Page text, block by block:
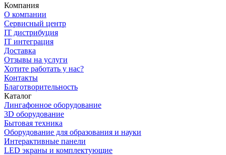
Компания
О компании
Сервисный центр
IT дистрибуция
IT интеграция
Доставка
Отзывы на услуги
Хотите работать у нас?
Контакты
Благотворительность
Каталог
Лингафонное оборудование
3D оборудование
Бытовая техника
Оборудование для образования и науки
Интерактивные панели
LED экраны и комплектующие